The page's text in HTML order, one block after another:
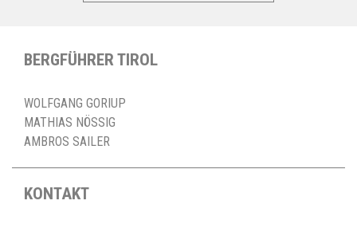
BERGFÜHRER TIROL
WOLFGANG GORIUP
MATHIAS NÖSSIG
AMBROS SAILER
KONTAKT